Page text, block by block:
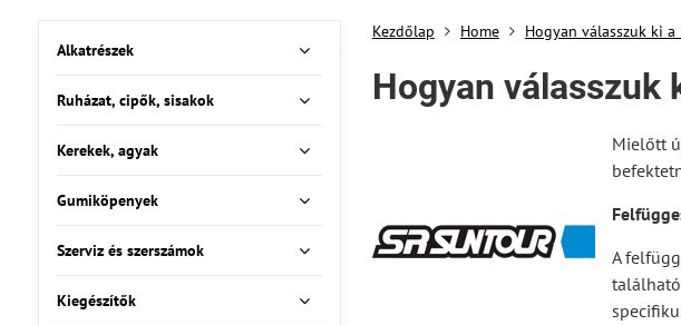
Kezdőlap Home Hogyan válasszuk ki
Hogyan válasszuk
Mielőtt
A
Alkatrészek
Ruházat, cipők, sisakok
Kerekek, agyak
Gumiköpenyek
Szerviz és szerszámok
Kiegészítők